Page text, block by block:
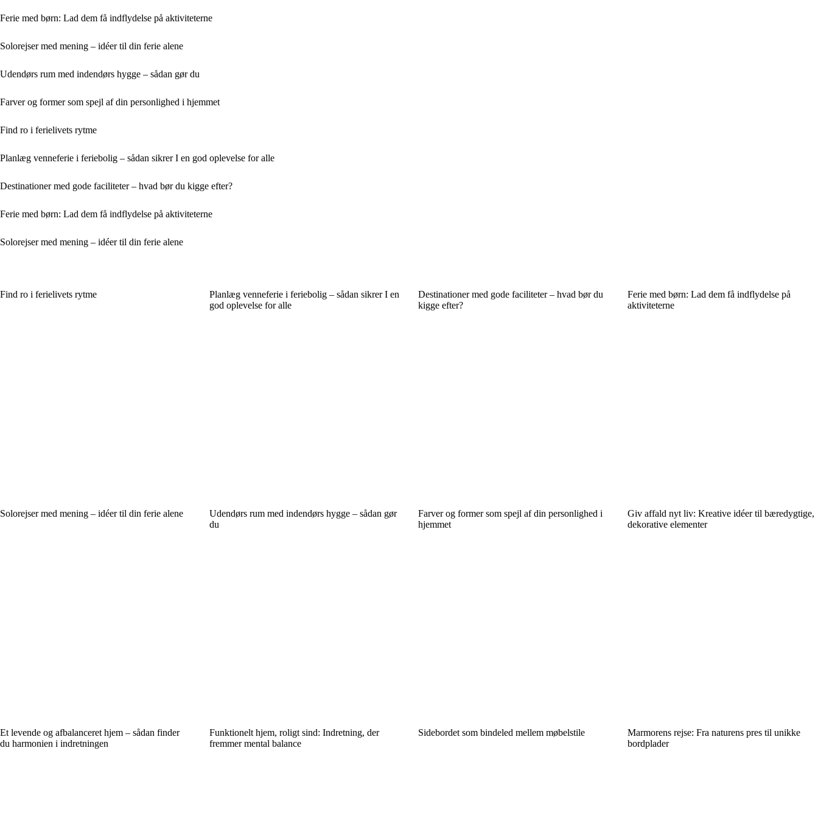
Ferie med børn: Lad dem få indflydelse på aktiviteterne
Solorejser med mening – idéer til din ferie alene
Udendørs rum med indendørs hygge – sådan gør du
Farver og former som spejl af din personlighed i hjemmet
Find ro i ferielivets rytme
Planlæg venneferie i feriebolig – sådan sikrer I en god oplevelse for alle
Destinationer med gode faciliteter – hvad bør du kigge efter?
Ferie med børn: Lad dem få indflydelse på aktiviteterne
Solorejser med mening – idéer til din ferie alene
Find ro i ferielivets rytme
Planlæg venneferie i feriebolig – sådan sikrer I en
god oplevelse for alle
Destinationer med gode faciliteter – hvad bør du
kigge efter?
Ferie med børn: Lad dem få indflydelse på
aktiviteterne
Solorejser med mening – idéer til din ferie alene
Udendørs rum med indendørs hygge – sådan gør
du
Farver og former som spejl af din personlighed i
hjemmet
Giv affald nyt liv: Kreative idéer til bæredygtige,
dekorative elementer
Et levende og afbalanceret hjem – sådan finder
du harmonien i indretningen
Funktionelt hjem, roligt sind: Indretning, der
fremmer mental balance
Sidebordet som bindeled mellem møbelstile
Marmorens rejse: Fra naturens pres til unikke
bordplader